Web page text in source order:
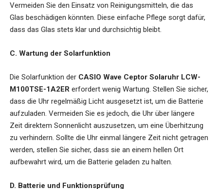
Vermeiden Sie den Einsatz von Reinigungsmitteln, die das
Glas beschädigen könnten. Diese einfache Pflege sorgt dafür,
dass das Glas stets klar und durchsichtig bleibt.
C. Wartung der Solarfunktion
Die Solarfunktion der CASIO Wave Ceptor Solaruhr LCW-
M100TSE-1A2ER erfordert wenig Wartung. Stellen Sie sicher,
dass die Uhr regelmäßig Licht ausgesetzt ist, um die Batterie
aufzuladen. Vermeiden Sie es jedoch, die Uhr über längere
Zeit direktem Sonnenlicht auszusetzen, um eine Überhitzung
zu verhindern. Sollte die Uhr einmal längere Zeit nicht getragen
werden, stellen Sie sicher, dass sie an einem hellen Ort
aufbewahrt wird, um die Batterie geladen zu halten.
D. Batterie und Funktionsprüfung